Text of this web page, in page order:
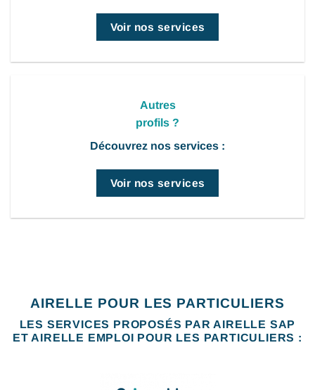
Voir nos services
Autres
profils ?
Découvrez nos services :
Voir nos services
AIRELLE POUR LES PARTICULIERS
LES SERVICES PROPOSÉS PAR AIRELLE SAP
ET AIRELLE EMPLOI POUR LES PARTICULIERS :